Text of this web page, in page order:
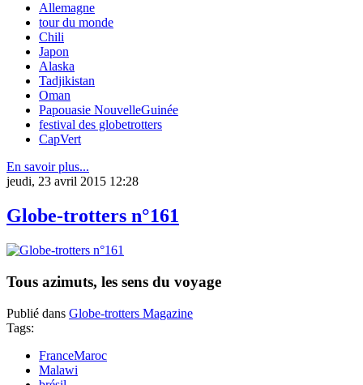
Allemagne
tour du monde
Chili
Japon
Alaska
Tadjikistan
Oman
Papouasie NouvelleGuinée
festival des globetrotters
CapVert
En savoir plus...
jeudi, 23 avril 2015 12:28
Globe-trotters n°161
Tous azimuts, les sens du voyage
Publié dans Globe-trotters Magazine
Tags:
FranceMaroc
Malawi